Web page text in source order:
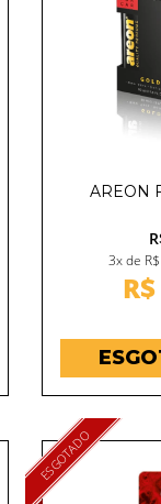
AREON
3x de
ESGOTADO